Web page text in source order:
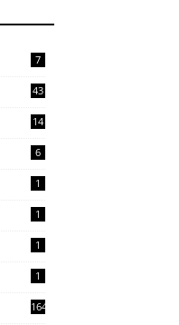
7
43
14
6
1
1
1
1
1644